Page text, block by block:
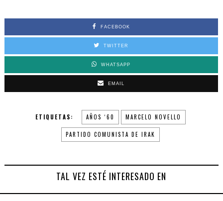
FACEBOOK
TWITTER
WHATSAPP
EMAIL
ETIQUETAS: AÑOS ‘60 MARCELO NOVELLO
PARTIDO COMUNISTA DE IRAK
TAL VEZ ESTÉ INTERESADO EN